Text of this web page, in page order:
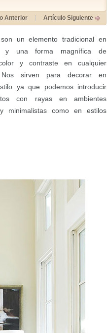
Anterior Artículo Siguiente
un elemento tradicional en
y una forma magnífica de
y contraste en cualquier
Nos sirven para decorar en
ya que podemos introducir
con rayas en ambientes
minimalistas como en estilos